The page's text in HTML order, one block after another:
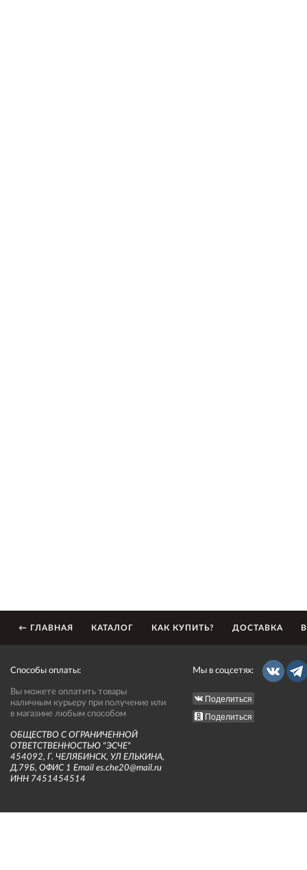
← ГЛАВНАЯ КАТАЛОГ КАК КУПИТЬ? ДОСТАВКА
Способы оплаты:
Вы можете оплатить товары
наличным курьеру при получение или
в магазине любым способом
ОБЩЕСТВО С ОГРАНИЧЕННОЙ
ОТВЕТСТВЕННОСТЬЮ "ЭСЧЕ"
454092, Г. ЧЕЛЯБИНСК, УЛ ЕЛЬКИНА,
Д.79Б, ОФИС 1 Email es.che20@mail.ru
ИНН 7451454514
Мы в соцсетях:
Поделиться
Поделиться